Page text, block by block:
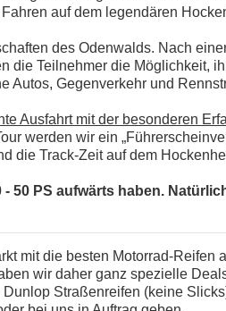
auf dem legendären
des Odenwalds. Nach
die Teilnehmer die Möglichkeit,
Autos, Gegenverkehr und
Ausfahrt mit der besonderen
werden wir ein
die Track-Zeit auf dem
50 PS aufwärts haben.
mit die besten Motorrad-
wir daher ganz spezielle
Straßenreifen (keine